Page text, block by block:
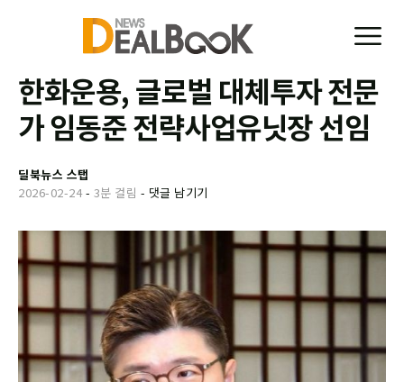
한화운용, 글로벌 대체투자 전문
가 임동준 전략사업유닛장 선임
딜북뉴스 스탭
2026-02-24- 3분 걸림 - 댓글 남기기